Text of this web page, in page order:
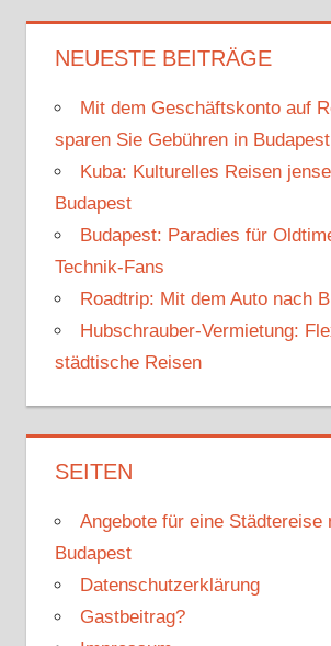
NEUESTE BEITRÄGE
Mit dem Geschäftskonto auf
sparen Sie Gebühren in Budapest
Kuba: Kulturelles Reisen
Budapest
Budapest: Paradies für
Technik-Fans
Roadtrip: Mit dem Auto nach
Hubschrauber-Vermietung:
städtische Reisen
SEITEN
Angebote für eine Städtereise
Budapest
Datenschutzerklärung
Gastbeitrag?